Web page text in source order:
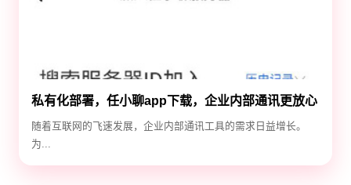
私有化部署，任小聊app下载，企业内部通讯更放心
随着互联网的飞速发展，企业内部通讯工具的需求日益增长。
为...